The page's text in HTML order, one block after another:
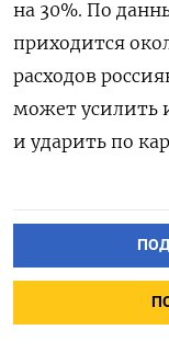
на 30%. По
приходится
расходов
может усилить
и ударить по